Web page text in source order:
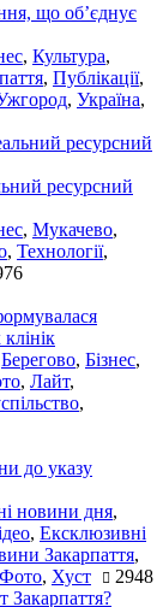
що об’єднує
, Культура,
, Публікації,
, Україна,
ресурсний
, Мукачево,
, Технології,
Берегово, Бізнес,
, Лайт,
,
до указу
новини дня,
, Ексклюзивні
Закарпаття,
Фото, Хуст 2948